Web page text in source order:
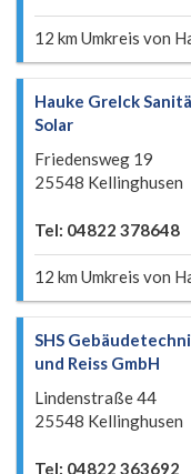
12 km Umkreis von
Hauke Grelck
Solar
Friedensweg 19
25548 Kellinghusen
Tel: 04822 378648
12 km Umkreis von
SHS
und Reiss GmbH
Lindenstraße 44
25548 Kellinghusen
Tel: 04822 363692